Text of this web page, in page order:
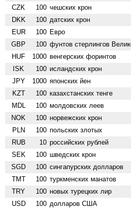
CZK 100 чешских крон
DKK 100 датских крон
EUR 100 Евро
GBP 100 фунтов стерлингов
HUF 1000 венгерских форинтов
ISK 100 исландских крон
JPY 1000 японских йен
KZT 100 казахстанских тенге
MDL 100 молдовских леев
NOK 100 норвежских крон
PLN 100 польских злотых
RUB 10 российских рублей
SEK 100 шведских крон
SGD 100 сингапурских долларов
TMT 100 туркменских манатов
TRY 100 новых турецких лир
USD 100 долларов США